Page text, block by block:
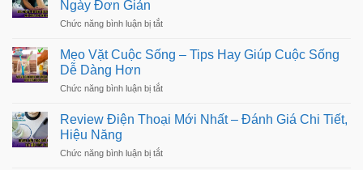
&
Bằng
Cảm
Ý
Ngon
Dễ
Làm
Ngày Đơn Giản
Chức năng bình luận bị tắtở
Và
Sống
Ngày
Mẹo Vặt Cuộc Sống – Tips Hay Giúp Cuộc Sống
Dễ Dàng Hơn
Chức năng bình luận bị tắtở
Cuộc
Review Điện Thoại Mới Nhất – Đánh Giá Chi Tiết,
Hiệu Năng
Chức năng bình luận bị tắtở